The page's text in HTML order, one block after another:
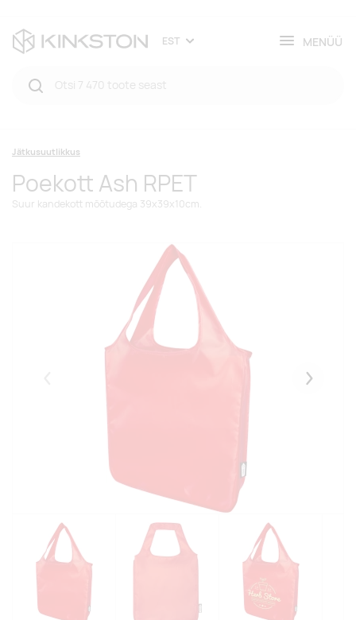
EST MENÜÜ
Jätkusuutlikkus
Poekott Ash RPET
Suur kandekott mõõtudega 39x39x10cm.